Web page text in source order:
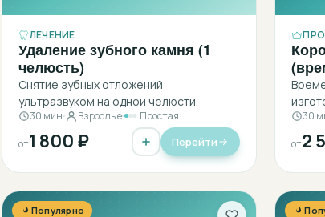
ЛЕЧЕНИЕ
Удаление зубного камня (1
челюсть)
Снятие зубных отложений
ультразвуком на одной челюсти.
30 мин Взрослые Простая
от1 800 ₽ Перейти
30
от2
Популярно